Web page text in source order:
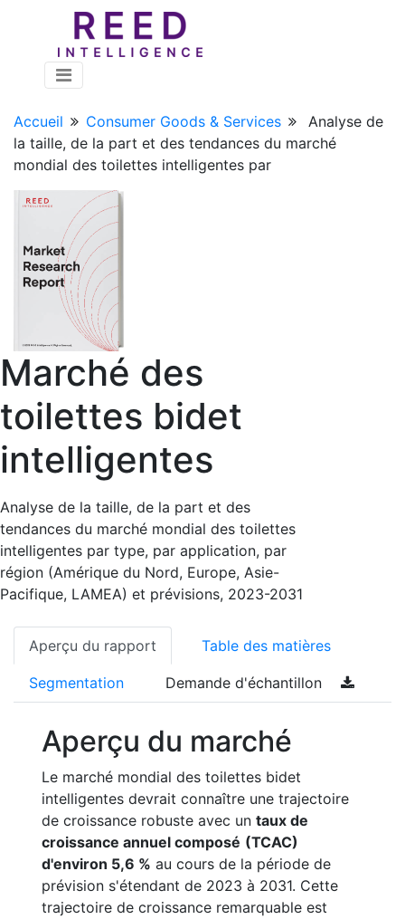
Accueil Consumer Goods & Services
Analyse de
la taille, de la part et des tendances du marché
mondial des toilettes intelligentes par
Marché des
toilettes bidet
intelligentes
Analyse de la taille, de la part et des
tendances du marché mondial des toilettes
intelligentes par type, par application, par
région (Amérique du Nord, Europe, Asie-
Pacifique, LAMEA) et prévisions, 2023-2031
Aperçu du rapport Table des matières
Segmentation Demande d'échantillon
Aperçu du marché
Le marché mondial des toilettes bidet
intelligentes devrait connaître une trajectoire
de croissance robuste avec un taux de
croissance annuel composé (TCAC)
d'environ 5,6 % au cours de la période de
prévision s'étendant de 2023 à 2031. Cette
trajectoire de croissance remarquable est